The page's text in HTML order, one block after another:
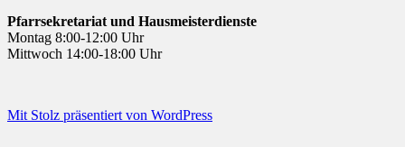
Pfarrsekretariat und Hausmeisterdienste
Montag 8:00-12:00 Uhr
Mittwoch 14:00-18:00 Uhr
Mit Stolz präsentiert von WordPress